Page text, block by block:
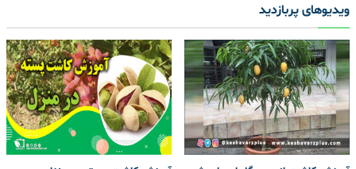
ویدیوهای پربازدید